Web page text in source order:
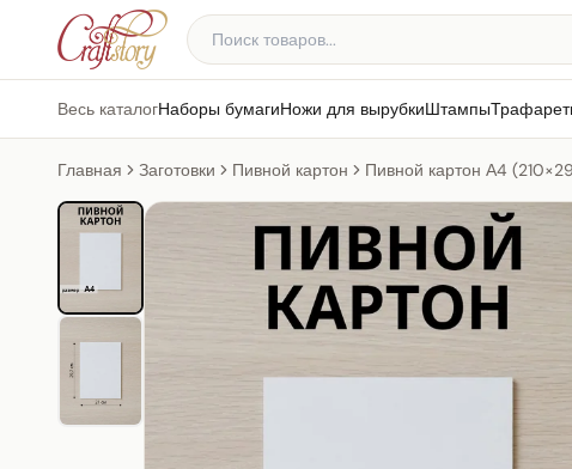
Весь каталогНаборы бумагиНожи для вырубкиШтампы
Главная Заготовки Пивной картон Пивной картон А4